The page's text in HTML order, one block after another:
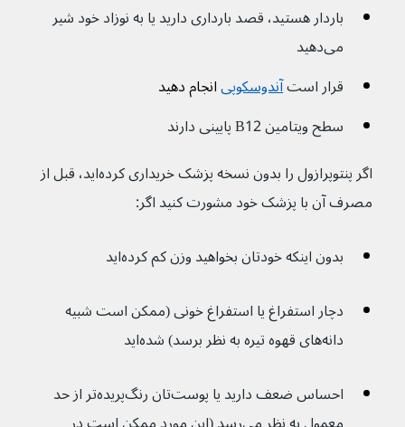
باردار هستید، قصد بارداری دارید یا به نوزاد خود شیر
می‌دهید
قرار است آندوسکوپی انجام دهید
سطح ویتامین B12 پایینی دارند
اگر پنتوپرازول را بدون نسخه پزشک خریداری کرده‌اید، قبل از
مصرف آن با پزشک خود مشورت کنید اگر:
بدون اینکه خودتان بخواهید وزن کم کرده‌اید
دچار استفراغ یا استفراغ خونی (ممکن است شبیه
دانه‌های قهوه تیره به نظر برسد) شده‌اید
احساس ضعف دارید یا پوست‌تان رنگ‌پریده‌تر از حد